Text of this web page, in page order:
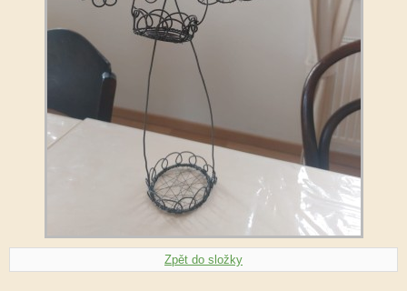
Zpět do složky